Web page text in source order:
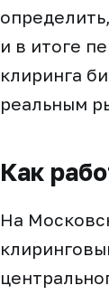
и в итоге
клиринга
реальным
Как
На